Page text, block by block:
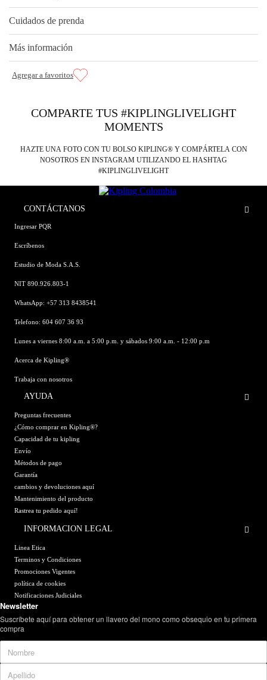
Cuidados de prenda
Más información
COMPARTE TUS #KIPLINGLIVELIGHT
MOMENTS
HAZTE UNA FOTO CON TU BOLSO KIPLING® Y COMPÁRTELA CON
NOSOTROS EN INSTAGRAM UTILIZANDO EL HASHTAG
#KIPLINGLIVELIGHT
CONTÁCTANOS
Ingresar PQR
Escríbenos
Estudio de Moda S.A.S.
NIT 890.926.803-1
WhatsApp: +57 313 8438541
Telefono: 604 607 36 93
Lunes a viernes 8:00 a.m. a 5:00 p.m. y sábados 9:00 a.m. - 12:00 p.m
Acerca de Kipling®
Trabaja con nosotros
AYUDA
Preguntas frecuentes
¿Cómo comprar en Kipling®?
Capacidad de tu kipling
Envío
Métodos de pago
Garantía
cambios y devoluciones aquí
Mantenimiento del producto
Rastrea tu pedido aquí!
INFORMACION LEGAL
Linea Etica
Terminos y Condiciones
Promociones Vigentes
política de cookies
Notificaciones Judiciales
Newsletter
Suscríbete aquí para obtener un llavero del mono como obsequio en tu primera
compra